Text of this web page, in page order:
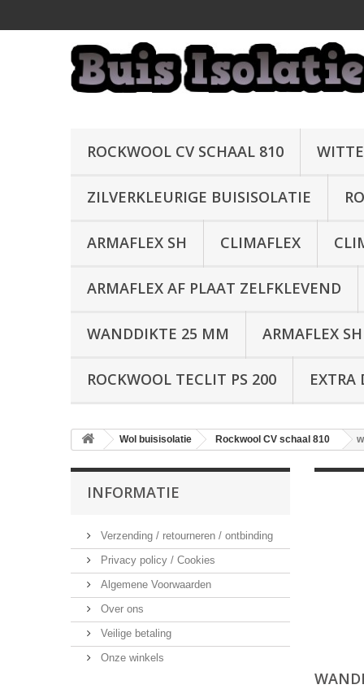
ROCKWOOL CV SCHAAL 810
ZILVERKLEURIGE BUISISOLATIE
ARMAFLEX SH CLIMAFLEX
ARMAFLEX AF PLAAT ZELFKLEVEND
WANDDIKTE 25 MM ARMAFLEX
ROCKWOOL TECLIT PS 200 EXTRA
Wol buisisolatie Rockwool CV schaal 810
INFORMATIE
Verzending / retourneren / ontbinding
Privacy policy / Cookies
Algemene Voorwaarden
Over ons
Veilige betaling
Onze winkels